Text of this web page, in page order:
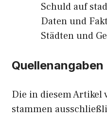
Schuld auf
Daten und
Städten und
Quellenangaben
Die in diesem Artikel
stammen